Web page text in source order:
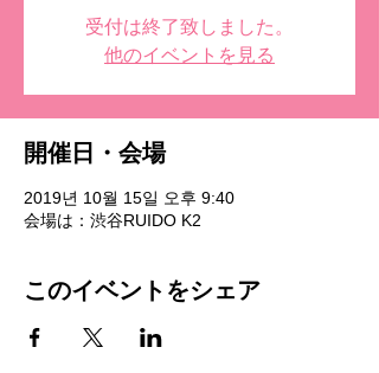
受付は終了致しました。
他のイベントを見る
開催日・会場
2019년 10월 15일 오후 9:40
会場は：渋谷RUIDO K2
このイベントをシェア